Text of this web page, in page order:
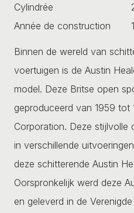
Cylindrée
Année de construction
Binnen de wereld van
voertuigen is de Austin
model. Deze Britse open
geproduceerd van 1959
Corporation. Deze stijlvolle
in verschillende
deze schitterende Austin
Oorspronkelijk werd deze
en geleverd in de